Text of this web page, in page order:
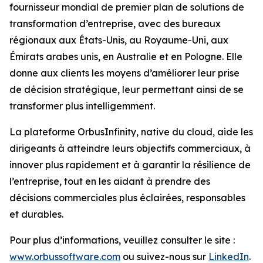
fournisseur mondial de premier plan de solutions de
transformation d’entreprise, avec des bureaux
régionaux aux États-Unis, au Royaume-Uni, aux
Émirats arabes unis, en Australie et en Pologne. Elle
donne aux clients les moyens d’améliorer leur prise
de décision stratégique, leur permettant ainsi de se
transformer plus intelligemment.
La plateforme OrbusInfinity, native du cloud, aide les
dirigeants à atteindre leurs objectifs commerciaux, à
innover plus rapidement et à garantir la résilience de
l’entreprise, tout en les aidant à prendre des
décisions commerciales plus éclairées, responsables
et durables.
Pour plus d’informations, veuillez consulter le site :
www.orbussoftware.com ou suivez-nous sur LinkedIn.